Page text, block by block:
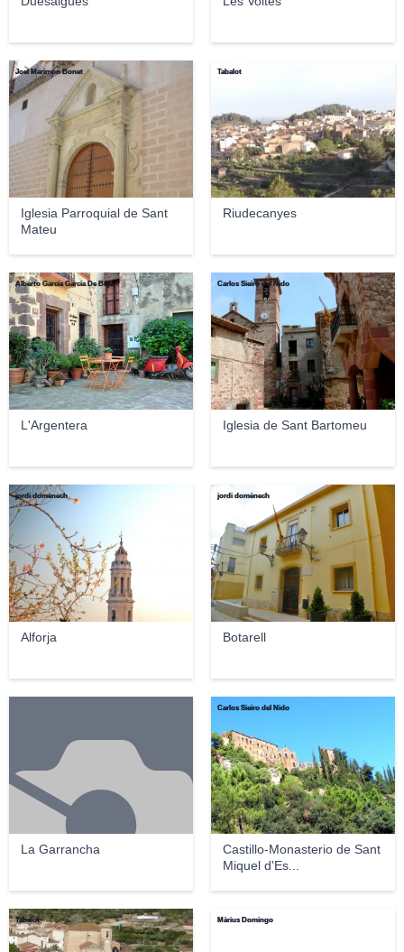
Iglesia Parroquial de Sant
Mateu
Joel Marimon Bonet
Riudecanyes
Tabalot
L'Argentera
Alberto Garcia García De Béjar
Iglesia de Sant Bartomeu
Carlos Sieiro del Nido
Alforja
jordi domènech
Botarell
jordi domènech
La Garrancha
Castillo-Monasterio de Sant
Miquel d'Es...
Carlos Sieiro del Nido
Tabalot Màrius Domingo